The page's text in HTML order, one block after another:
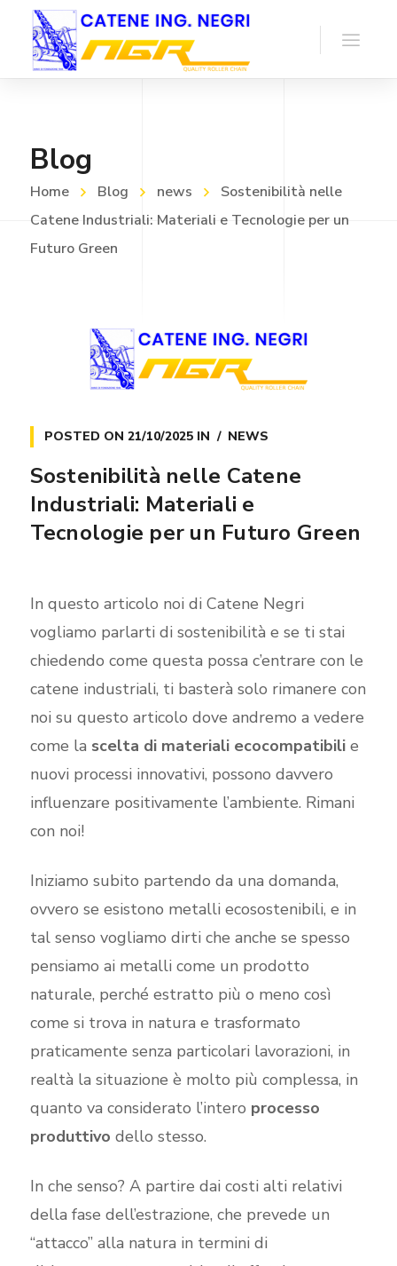
Blog
Home Blog news
Sostenibilità nelle
Catene Industriali: Materiali e Tecnologie per un
Futuro Green
POSTED ON 21/10/2025IN NEWS
Sostenibilità nelle Catene
Industriali: Materiali e
Tecnologie per un Futuro Green
In questo articolo noi di Catene Negri
vogliamo parlarti di sostenibilità e se ti stai
chiedendo come questa possa c’entrare con le
catene industriali, ti basterà solo rimanere con
noi su questo articolo dove andremo a vedere
come la scelta di materiali ecocompatibilie
nuovi processi innovativi, possono davvero
influenzare positivamente l’ambiente. Rimani
con noi!
Iniziamo subito partendo da una domanda,
ovvero se esistono metalli ecosostenibili, e in
tal senso vogliamo dirti che anche se spesso
pensiamo ai metalli come un prodotto
naturale, perché estratto più o meno così
come si trova in natura e trasformato
praticamente senza particolari lavorazioni, in
realtà la situazione è molto più complessa, in
quanto va considerato l’intero processo
produttivo dello stesso.
In che senso? A partire dai costi alti relativi
della fase dell’estrazione, che prevede un
“attacco” alla natura in termini di